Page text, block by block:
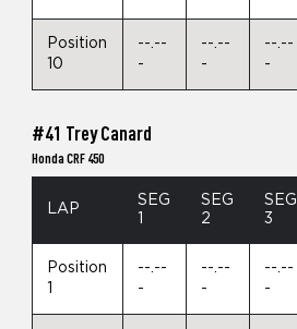
Position
10
--.--
-
--.--
-
--.--
-
#41 Trey Canard
Honda CRF 450
LAP
SEG
SEG
2
SEG
3
Position
--.--
-
--.--
-
--.--
-